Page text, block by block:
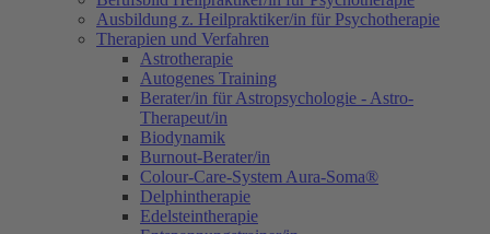
Ausbildung z. Heilpraktiker/in für Psychotherapie
Therapien und Verfahren
Astrotherapie
Autogenes Training
Berater/in für Astropsychologie - Astro-
Therapeut/in
Biodynamik
Burnout-Berater/in
Colour-Care-System Aura-Soma®
Delphintherapie
Edelsteintherapie